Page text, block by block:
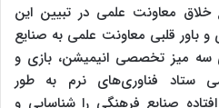
خلاق معاونت علمی در تبیین این
و باور قلبی معاونت علمی به صنایع
سه میز تخصصی انیمیشن، بازی و
ستاد فناوری‌های نرم به طور
صنایع فرهنگی را شناسایی و